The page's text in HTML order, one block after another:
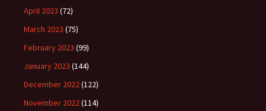
April 2023 (72)
March 2023 (75)
February 2023 (99)
January 2023 (144)
December 2022(122)
November 2022(114)